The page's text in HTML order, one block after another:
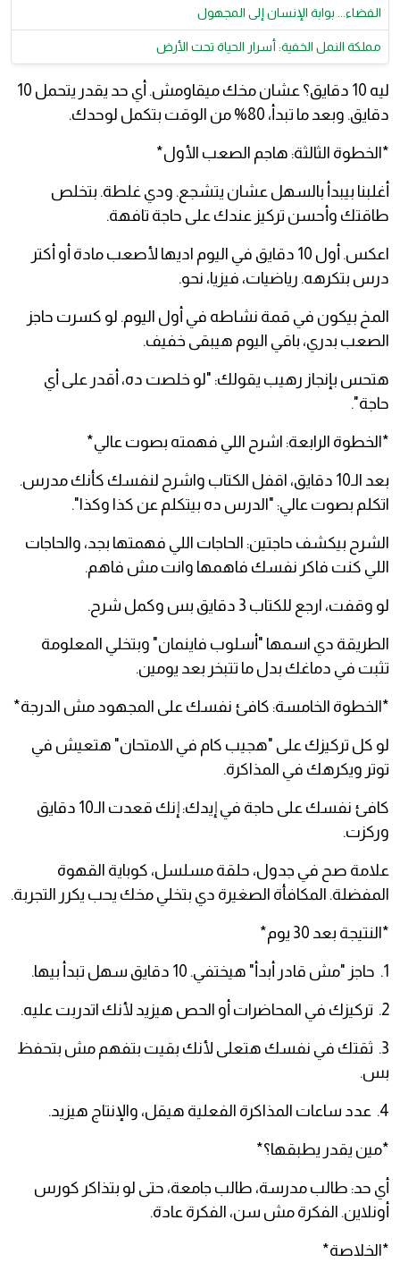
الفضاء... بوابة الإنسان إلى المجهول
مملكة النمل الخفية: أسرار الحياة تحت الأرض
ليه 10 دقايق؟ عشان مخك ميقاومش. أي حد يقدر يتحمل 10
دقايق. وبعد ما تبدأ، 80% من الوقت بتكمل لوحدك.
*الخطوة الثالثة: هاجم الصعب الأول*
أغلبنا بيبدأ بالسهل عشان يتشجع. ودي غلطة. بتخلص
طاقتك وأحسن تركيز عندك على حاجة تافهة.
اعكس. أول 10 دقايق في اليوم اديها لأصعب مادة أو أكتر
درس بتكرهه. رياضيات، فيزيا، نحو.
المخ بيكون في قمة نشاطه في أول اليوم. لو كسرت حاجز
الصعب بدري، باقي اليوم هيبقى خفيف.
هتحس بإنجاز رهيب يقولك: "لو خلصت ده، أقدر على أي
حاجة".
*الخطوة الرابعة: اشرح اللي فهمته بصوت عالي*
بعد الـ10 دقايق، اقفل الكتاب واشرح لنفسك كأنك مدرس.
اتكلم بصوت عالي: "الدرس ده بيتكلم عن كذا وكذا".
الشرح بيكشف حاجتين: الحاجات اللي فهمتها بجد، والحاجات
اللي كنت فاكر نفسك فاهمها وانت مش فاهم.
لو وقفت، ارجع للكتاب 3 دقايق بس وكمل شرح.
الطريقة دي اسمها "أسلوب فاينمان" وبتخلي المعلومة
تثبت في دماغك بدل ما تتبخر بعد يومين.
*الخطوة الخامسة: كافئ نفسك على المجهود مش الدرجة*
لو كل تركيزك على "هجيب كام في الامتحان" هتعيش في
توتر ويكرهك في المذاكرة.
كافئ نفسك على حاجة في إيدك: إنك قعدت الـ10 دقايق
وركزت.
علامة صح في جدول، حلقة مسلسل، كوباية القهوة
المفضلة. المكافأة الصغيرة دي بتخلي مخك يحب يكرر التجربة.
*النتيجة بعد 30 يوم*
1. حاجز "مش قادر أبدأ" هيختفي. 10 دقايق سهل تبدأ بيها.
2. تركيزك في المحاضرات أو الحص هيزيد لأنك اتدربت عليه.
3. ثقتك في نفسك هتعلى لأنك بقيت بتفهم مش بتحفظ
بس.
4. عدد ساعات المذاكرة الفعلية هيقل، والإنتاج هيزيد.
*مين يقدر يطبقها؟*
أي حد: طالب مدرسة، طالب جامعة، حتى لو بتذاكر كورس
أونلاين. الفكرة مش سن، الفكرة عادة.
*الخلاصة*